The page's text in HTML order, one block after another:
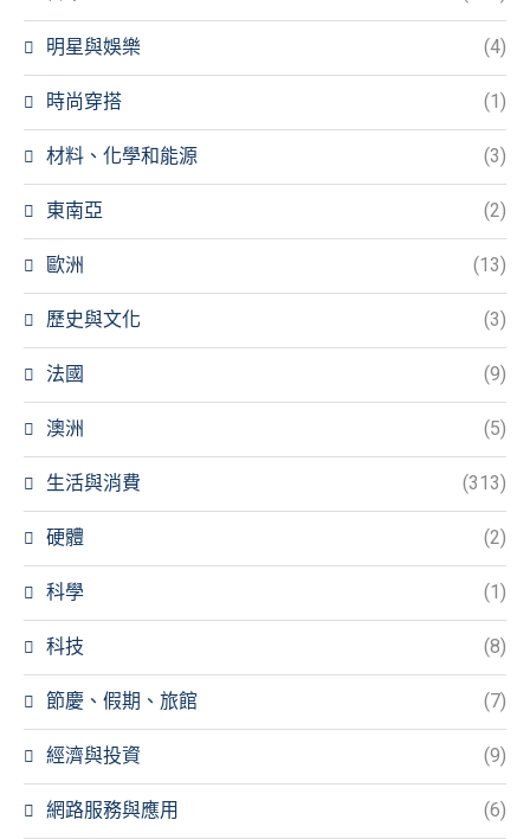
明星與娛樂 (4)
時尚穿搭 (1)
材料、化學和能源 (3)
東南亞 (2)
歐洲 (13)
歷史與文化 (3)
法國 (9)
澳洲 (5)
生活與消費 (313)
硬體 (2)
科學 (1)
科技 (8)
節慶、假期、旅館 (7)
經濟與投資 (9)
網路服務與應用 (6)